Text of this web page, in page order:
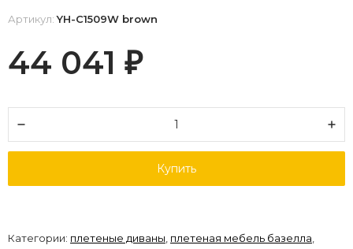
Артикул:YH-C1509W brown
44 041 ₽
Купить
Категории: плетеные диваны, плетеная мебель базелла,